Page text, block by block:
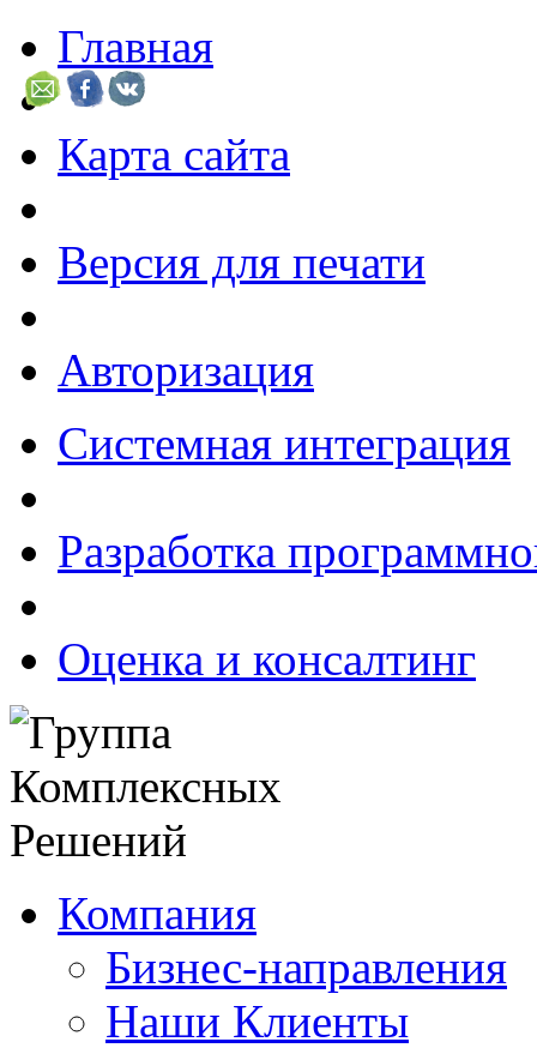
Главная
Карта сайта
Версия для печати
Авторизация
Системная интеграция
Разработка
Оценка и консалтинг
Компания
Бизнес-направления
Наши Клиенты